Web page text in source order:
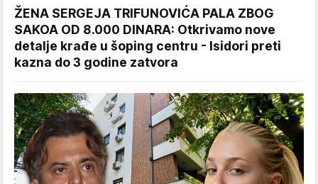
ŽENA SERGEJA TRIFUNOVIĆA PALA ZBOG
SAKOA OD 8.000 DINARA: Otkrivamo nove
detalje krađe u šoping centru - Isidori preti
kazna do 3 godine zatvora